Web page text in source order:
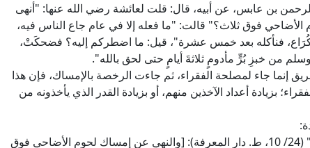
بن عابس، عن أبيه، قال: قلت لعائشة رضي الله عنها: "أنهى
الأضاحي فوق ثلاث؟" قالت: "ما فعله إلا في عام جاع الناس فيه،
الكُرَاع، فنأكله بعد خمس عشرة"، قيل: ما اضطركم إليه؟ فضحكَتْ،
من خبزِ بُرٍّ مأدومٍ ثلاثةَ أيامٍ حتى لحق بالله".
إنما جاء لمصلحة الفقراء، ثم جاءت الرخصة بالإمساك، فإن هذا
بزيادة أعداد الآخذين منهم، أو بزيادة القدر الذي يأخذونه من
قال الإمام السرخسي الحنفي في "المبسوط" (24/ 10، ط. دار المعرفة): [والنهي عن إمساك لحوم الأضاحي فوق